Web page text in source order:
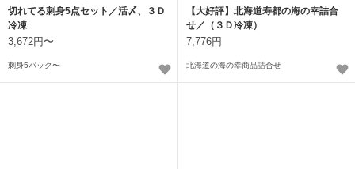
切れてる刺身5点セット／活〆、３Ｄ
冷凍
3,672円〜
刺身5パック〜
【大好評】北海道寿都の海の幸詰合
せ／（３Ｄ冷凍）
7,776円
北海道の海の幸商品詰合せ